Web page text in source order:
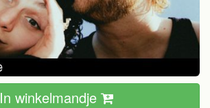
In winkelmandje